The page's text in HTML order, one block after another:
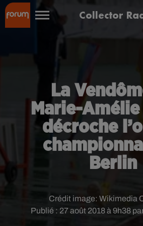
Collector
La
Marie-
décroche
Berlin
Publié : 27 août 2018 à 9h38
Crédit image: Wikimedia